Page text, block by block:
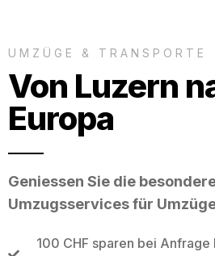
UMZÜGE & TRANSPORTE
Von Luzern
Europa
Geniessen Sie die
Umzugsservices für
100 CHF sparen bei Anfrage